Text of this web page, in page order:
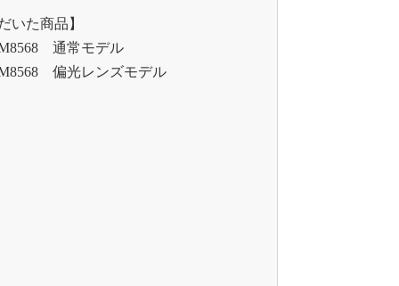
いた商品】
通常モデル
偏光レンズモデル